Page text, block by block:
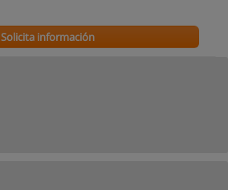
Solicita información